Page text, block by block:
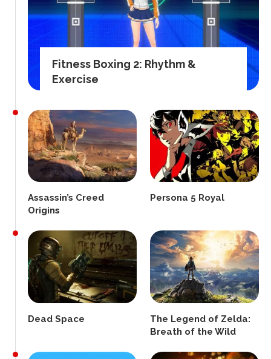
Fitness Boxing 2: Rhythm &
Exercise
Assassin’s Creed
Origins
Persona 5 Royal
Dead Space
The Legend of Zelda:
Breath of the Wild